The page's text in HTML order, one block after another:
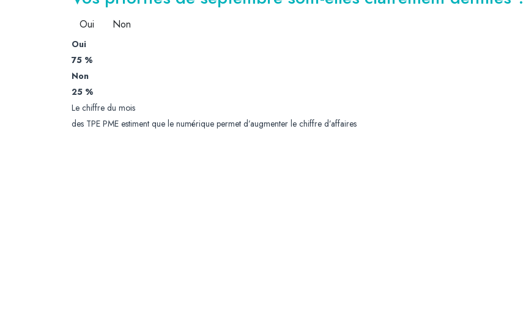
Oui Non
Oui
75 %
Non
25 %
Le chiffre du mois
des TPE PME estiment que le numérique permet d’augmenter le chiffre d’affaires